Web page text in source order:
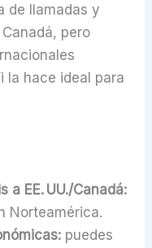
de llamadas y
pero
la hace ideal para
a EE. UU./Canadá:
Norteamérica.
puedes